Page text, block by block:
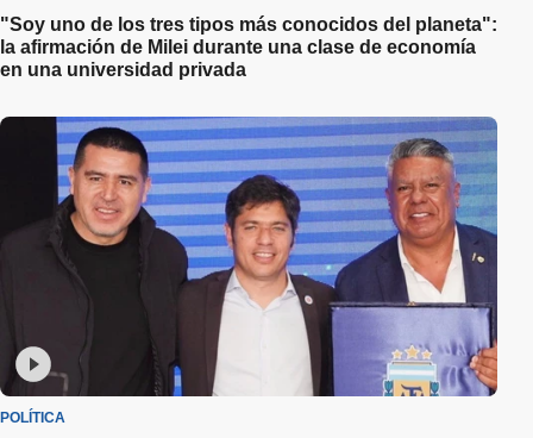
"Soy uno de los tres tipos más conocidos del planeta":
la afirmación de Milei durante una clase de economía
en una universidad privada
POLÍTICA